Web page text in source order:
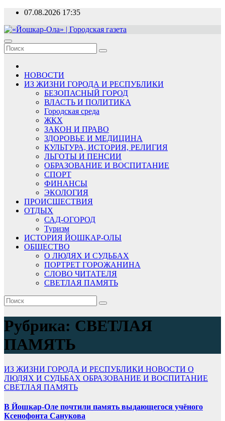
Перейти
содержимому
07.08.2026 17:35
«Йошкар-Ола» | Городская газета
Новости, события, люди
НОВОСТИ
ИЗ ЖИЗНИ ГОРОДА И РЕСПУБЛИКИ
БЕЗОПАСНЫЙ ГОРОД
ВЛАСТЬ И ПОЛИТИКА
Городская среда
ЖКХ
ЗАКОН И ПРАВО
ЗДОРОВЬЕ И МЕДИЦИНА
КУЛЬТУРА, ИСТОРИЯ, РЕЛИГИЯ
ЛЬГОТЫ И ПЕНСИИ
ОБРАЗОВАНИЕ И ВОСПИТАНИЕ
СПОРТ
ФИНАНСЫ
ЭКОЛОГИЯ
ПРОИСШЕСТВИЯ
ОТДЫХ
САД-ОГОРОД
Туризм
ИСТОРИЯ ЙОШКАР-ОЛЫ
ОБЩЕСТВО
О ЛЮДЯХ И СУДЬБАХ
ПОРТРЕТ ГОРОЖАНИНА
СЛОВО ЧИТАТЕЛЯ
СВЕТЛАЯ ПАМЯТЬ
Рубрика: СВЕТЛАЯ
ПАМЯТЬ
ИЗ ЖИЗНИ ГОРОДА И РЕСПУБЛИКИ НОВОСТИ О
ЛЮДЯХ И СУДЬБАХ ОБРАЗОВАНИЕ И ВОСПИТАНИЕ
СВЕТЛАЯ ПАМЯТЬ
В Йошкар-Оле почтили память выдающегося учёного
Ксенофонта Санукова